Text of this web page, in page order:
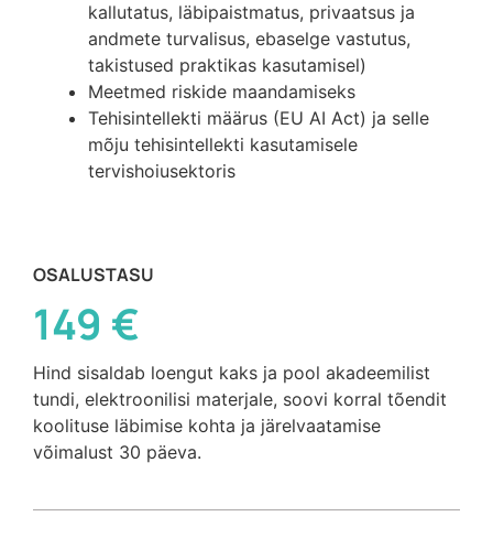
kallutatus, läbipaistmatus, privaatsus ja
andmete turvalisus, ebaselge vastutus,
takistused praktikas kasutamisel)
Meetmed riskide maandamiseks
Tehisintellekti määrus (EU AI Act) ja selle
mõju tehisintellekti kasutamisele
tervishoiusektoris
OSALUSTASU
149 €
Hind sisaldab loengut kaks ja pool akadeemilist
tundi, elektroonilisi materjale, soovi korral tõendit
koolituse läbimise kohta ja järelvaatamise
võimalust 30 päeva.